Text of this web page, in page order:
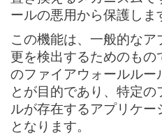
ールの悪用から保護しま
この機能は、一般的な
更を検出するためのも
のファイアウォールルー
とが目的であり、特定
ルが存在するアプリケ
となります。